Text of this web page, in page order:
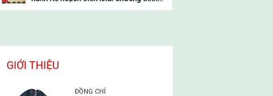
mặt
trận
GIỚI THIỆU
ĐỒNG CHÍ